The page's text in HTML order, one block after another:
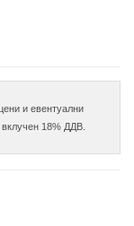
и евентуални